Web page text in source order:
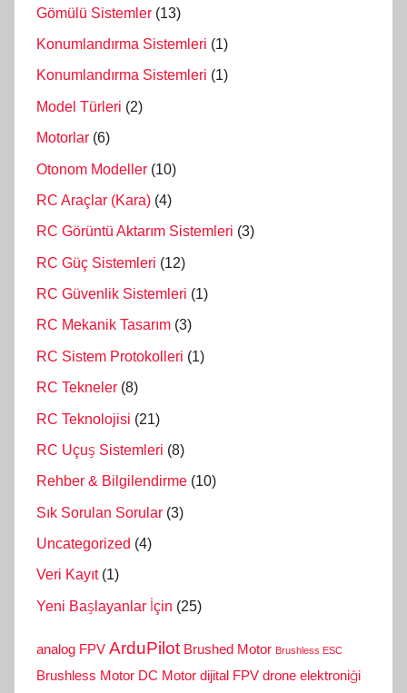
Gömülü Sistemler (13)
Konumlandırma Sistemleri (1)
Konumlandırma Sistemleri (1)
Model Türleri (2)
Motorlar (6)
Otonom Modeller (10)
RC Araçlar (Kara) (4)
RC Görüntü Aktarım Sistemleri (3)
RC Güç Sistemleri (12)
RC Güvenlik Sistemleri (1)
RC Mekanik Tasarım (3)
RC Sistem Protokolleri (1)
RC Tekneler (8)
RC Teknolojisi (21)
RC Uçuş Sistemleri (8)
Rehber & Bilgilendirme (10)
Sık Sorulan Sorular (3)
Uncategorized (4)
Veri Kayıt(1)
Yeni Başlayanlar İçin (25)
analog FPV ArduPilot Brushed Motor Brushless ESC
Brushless Motor DC Motor dijital FPV drone elektroniği